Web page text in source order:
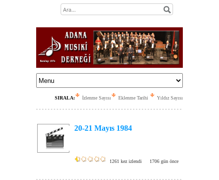
SIRALA: İzlenme Sayısı Eklenme Tarihi Yıldız Sayısı
20-21 Mayıs 1984
1261 kez izlendi 1706 gün önce